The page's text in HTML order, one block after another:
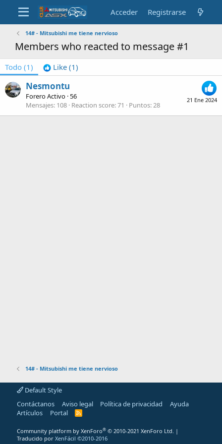
Acceder Registrarse
14# - Mitsubishi me tiene nervioso
Members who reacted to message #1
Todo (1) Like (1)
21 Ene 2024
Nesmontu
Forero Activo ·56
Mensajes 108 Reaction score 71 Puntos 28
14# - Mitsubishi me tiene nervioso
Default Style
Contáctanos
Aviso legal Política de privacidad
Ayuda
Artículos
Portal
R
Community platform by XenForo® © 2010-2021 XenForo Ltd. |
Traducido por XenFácil ©2010-2016